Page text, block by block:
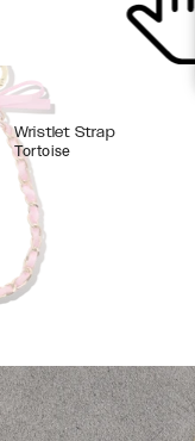
Wristlet Strap
Tortoise